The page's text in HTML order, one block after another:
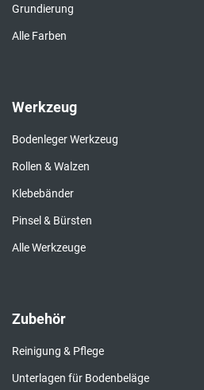
Grundierung
Alle Farben
Werkzeug
Bodenleger Werkzeug
Rollen & Walzen
Klebebänder
Pinsel & Bürsten
Alle Werkzeuge
Zubehör
Reinigung & Pflege
Unterlagen für Bodenbeläge